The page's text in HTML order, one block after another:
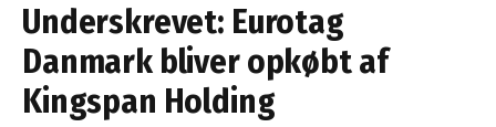
Underskrevet: Eurotag
Danmark bliver opkøbt af
Kingspan Holding